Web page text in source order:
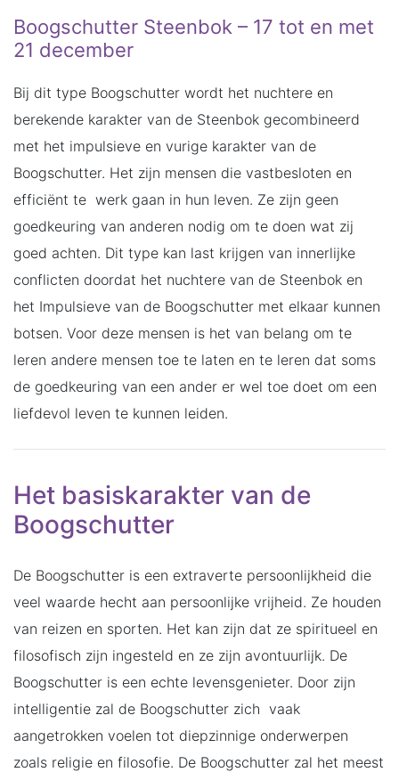
Boogschutter Steenbok – 17 tot en met
21 december
Bij dit type Boogschutter wordt het nuchtere en
berekende karakter van de Steenbok gecombineerd
met het impulsieve en vurige karakter van de
Boogschutter. Het zijn mensen die vastbesloten en
efficiënt te werk gaan in hun leven. Ze zijn geen
goedkeuring van anderen nodig om te doen wat zij
goed achten. Dit type kan last krijgen van innerlijke
conflicten doordat het nuchtere van de Steenbok en
het Impulsieve van de Boogschutter met elkaar kunnen
botsen. Voor deze mensen is het van belang om te
leren andere mensen toe te laten en te leren dat soms
de goedkeuring van een ander er wel toe doet om een
liefdevol leven te kunnen leiden.
Het basiskarakter van de
Boogschutter
De Boogschutter is een extraverte persoonlijkheid die
veel waarde hecht aan persoonlijke vrijheid. Ze houden
van reizen en sporten. Het kan zijn dat ze spiritueel en
filosofisch zijn ingesteld en ze zijn avontuurlijk. De
Boogschutter is een echte levensgenieter. Door zijn
intelligentie zal de Boogschutter zich vaak
aangetrokken voelen tot diepzinnige onderwerpen
zoals religie en filosofie. De Boogschutter zal het meest